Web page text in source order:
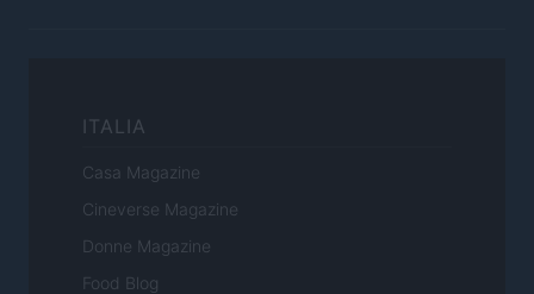
ITALIA
Casa Magazine
Cineverse Magazine
Donne Magazine
Food Blog